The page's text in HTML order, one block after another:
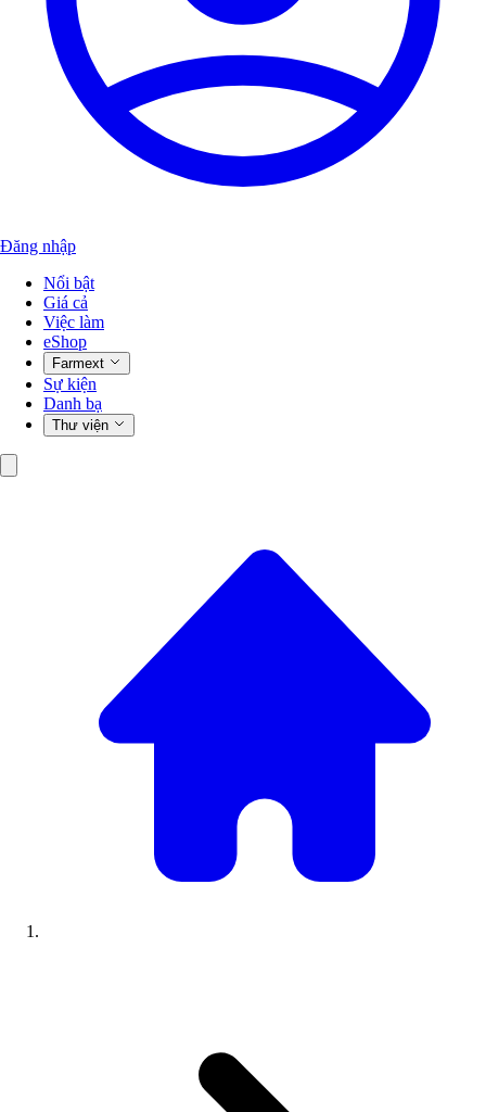
Đăng nhập
Nổi bật
Giá cả
Việc làm
eShop
Farmext
Sự kiện
Danh bạ
Thư viện